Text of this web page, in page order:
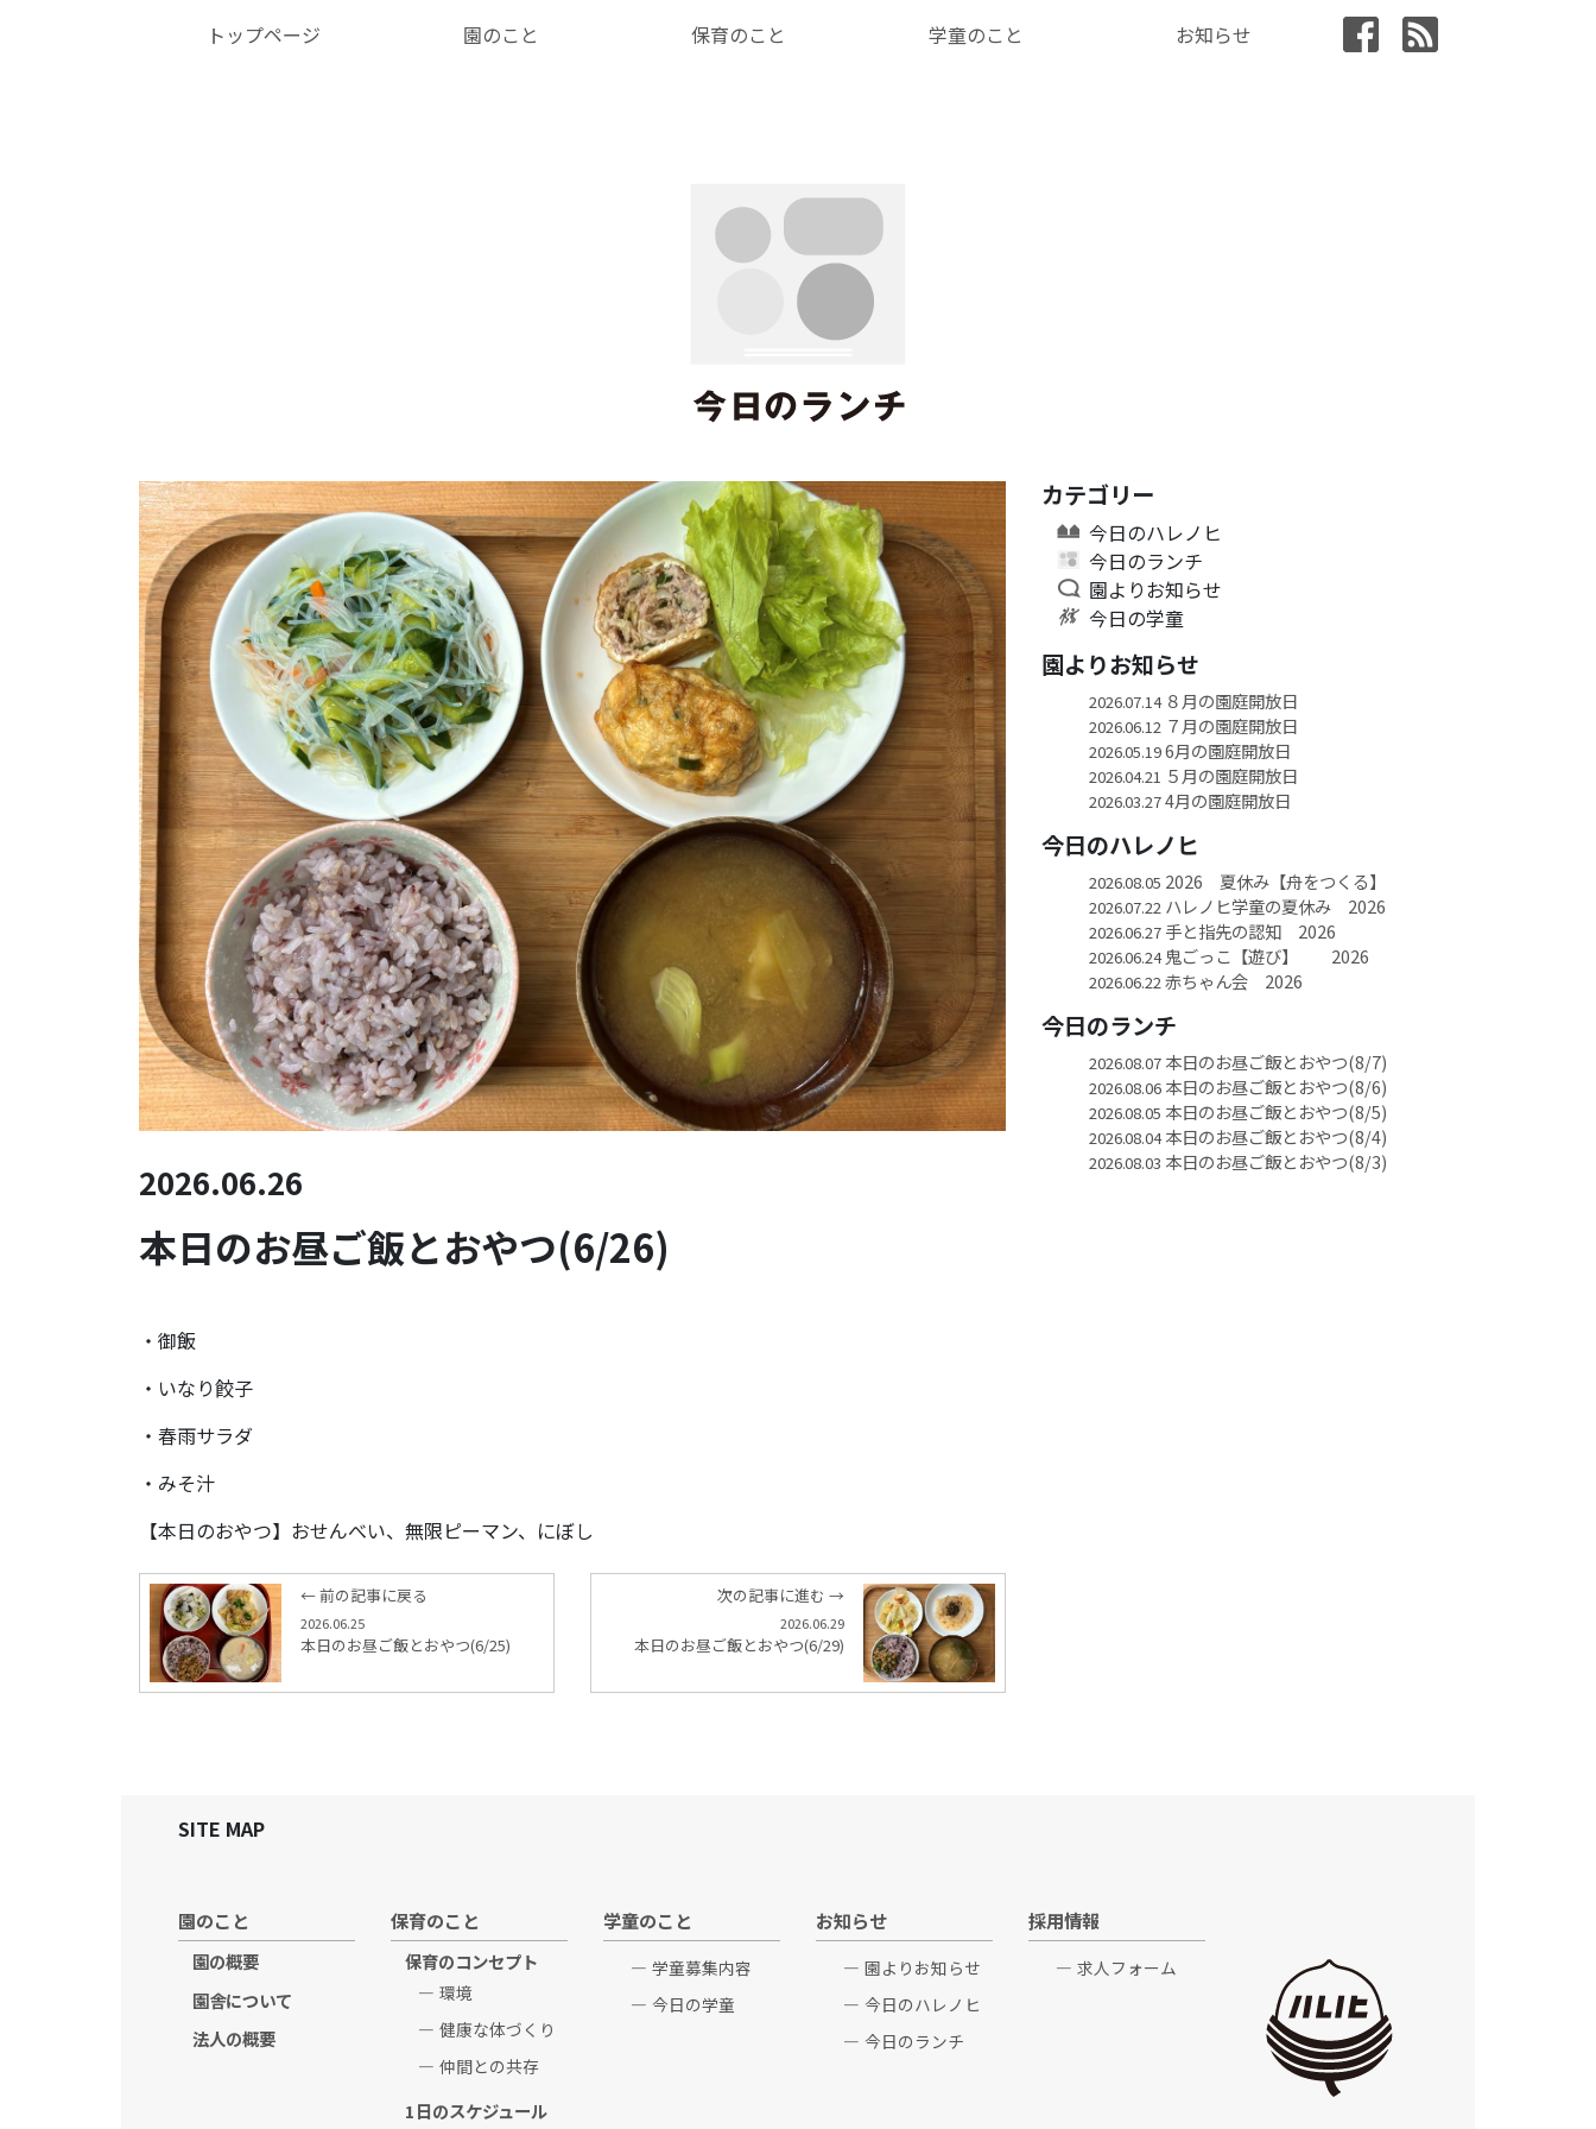
トップページ 園のこと 保育のこと 学童のこと お知らせ
2026.06.26
本日のお昼ご飯とおやつ(6/26)
・御飯
・いなり餃子
・春雨サラダ
・みそ汁
【本日のおやつ】おせんべい、無限ピーマン、にぼし
← 前の記事に戻る
2026.06.25
本日のお昼ご飯とおやつ(6/25)
次の記事に進む →
2026.06.29
本日のお昼ご飯とおやつ(6/29)
カテゴリー
今日のハレノヒ
今日のランチ
園よりお知らせ
今日の学童
園よりお知らせ
2026.07.14８月の園庭開放日
2026.06.12 ７月の園庭開放日
2026.05.196月の園庭開放日
2026.04.21 ５月の園庭開放日
2026.03.274月の園庭開放日
今日のハレノヒ
2026.08.05 2026 夏休み【舟をつくる】
2026.07.22 ハレノヒ学童の夏休み 2026
2026.06.27手と指先の認知 2026
2026.06.24鬼ごっこ【遊び】 2026
2026.06.22 赤ちゃん会 2026
今日のランチ
2026.08.07本日のお昼ご飯とおやつ(8/7)
2026.08.06本日のお昼ご飯とおやつ(8/6)
2026.08.05 本日のお昼ご飯とおやつ(8/5)
2026.08.04本日のお昼ご飯とおやつ(8/4)
2026.08.03 本日のお昼ご飯とおやつ(8/3)
SITE MAP
園のこと
園の概要
園舎について
法人の概要
保育のこと
保育のコンセプト
環境
健康な体づくり
仲間との共存
1日のスケジュール
学童のこと
学童募集内容
今日の学童
お知らせ
園よりお知らせ
今日のハレノヒ
今日のランチ
採用情報
求人フォーム